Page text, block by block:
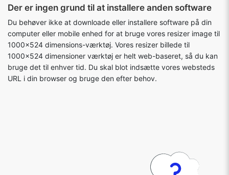
Der er ingen grund til at installere anden software
Du behøver ikke at downloade eller installere software på din
computer eller mobile enhed for at bruge vores resizer image til
1000x524 dimensions-værktøj. Vores resizer billede til
1000x524 dimensioner værktøj er helt web-baseret, så du kan
bruge det til enhver tid. Du skal blot indsætte vores websteds
URL i din browser og bruge den efter behov.